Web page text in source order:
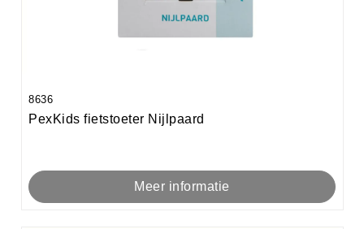
8636
PexKids fietstoeter Nijlpaard
Meer informatie